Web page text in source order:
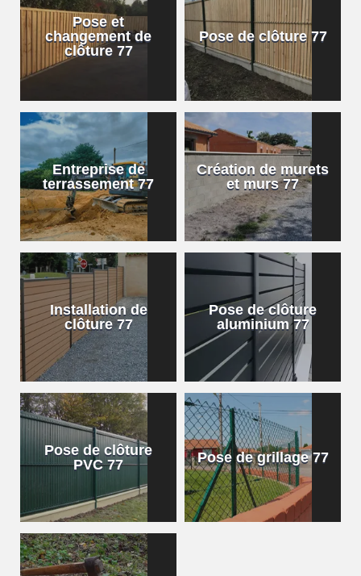
Pose et
changement de
clôture 77
Pose de clôture 77
Entreprise de
terrassement 77
Création de murets
et murs 77
Installation de
clôture 77
Pose de clôture
aluminium 77
Pose de clôture
PVC 77
Pose de grillage 77